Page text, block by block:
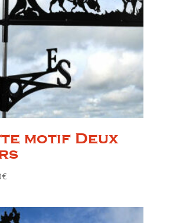
motif Deux
€Plage
200.00€